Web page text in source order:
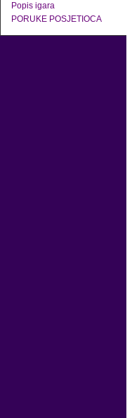
Popis igara
PORUKE POSJETIOCA